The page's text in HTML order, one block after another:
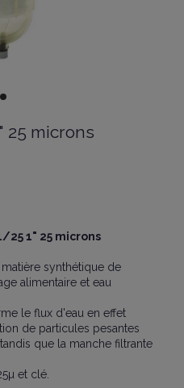
25 microns
25 1" 25 microns
synthétique de
alimentaire et eau
le flux d'eau en effet
de particules pesantes
que la manche filtrante
et clé.